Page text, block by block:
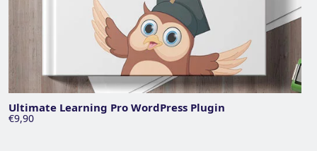
Ultimate Learning Pro WordPress Plugin
€9,90